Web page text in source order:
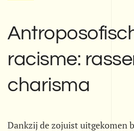
racisme:
charisma
Dankzij de zojuist uitgekomen